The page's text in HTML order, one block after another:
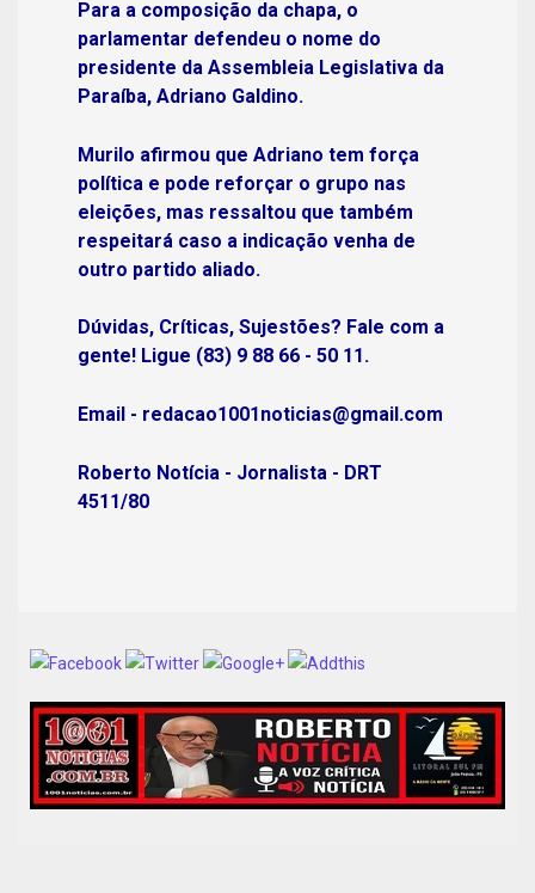
Para a composição da chapa, o
parlamentar defendeu o nome do
presidente da Assembleia Legislativa da
Paraíba, Adriano Galdino.
Murilo afirmou que Adriano tem força
política e pode reforçar o grupo nas
eleições, mas ressaltou que também
respeitará caso a indicação venha de
outro partido aliado.
Dúvidas, Críticas, Sujestões? Fale com a
gente! Ligue (83) 9 88 66 - 50 11.
Email - redacao1001noticias@gmail.com
Roberto Notícia - Jornalista - DRT
4511/80